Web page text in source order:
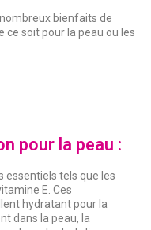
bienfaits de
ce soit pour la peau ou les
pour la peau :
essentiels tels que les
E. Ces
hydratant pour la
dans la peau, la